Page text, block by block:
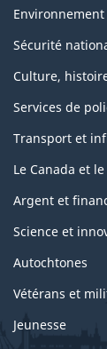
Sécurité
Culture,
Services de
Transport et
Le Canada et
Argent et
Science et
Autochtones
Vétérans et
Jeunesse